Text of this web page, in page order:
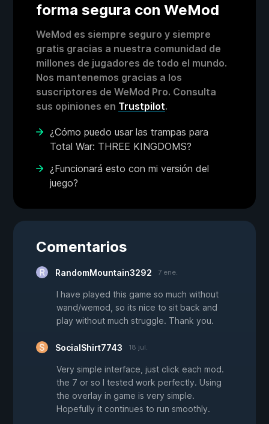
forma segura con WeMod
WeMod es siempre seguro y siempre
gratis gracias a nuestra comunidad de
millones de jugadores de todo el mundo.
Nos mantenemos gracias a los
suscriptores de WeMod Pro. Consulta
sus opiniones en Trustpilot.
¿Cómo puedo usar las trampas para
Total War: THREE KINGDOMS?
¿Funcionará esto con mi versión del
juego?
Comentarios
RandomMountain3292 7 ene.
I have played this game so much without
wand/wemod, so its nice to sit back and
play without much struggle. Thank you.
SocialShirt7743 18 jul.
Very simple interface, just click each mod.
the 7 or so I tested work perfectly. Using
the overlay in game is very simple.
Hopefully it continues to run smoothly.